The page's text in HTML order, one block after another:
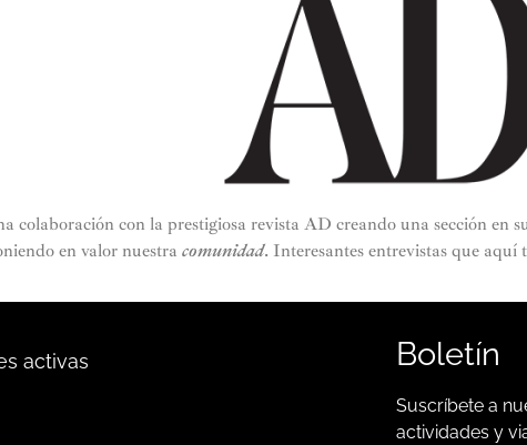
colaboración con la prestigiosa revista AD creando una sección
en valor nuestra comunidad. Interesantes entrevistas que
activas Boletín
Suscríbete a
actividades y